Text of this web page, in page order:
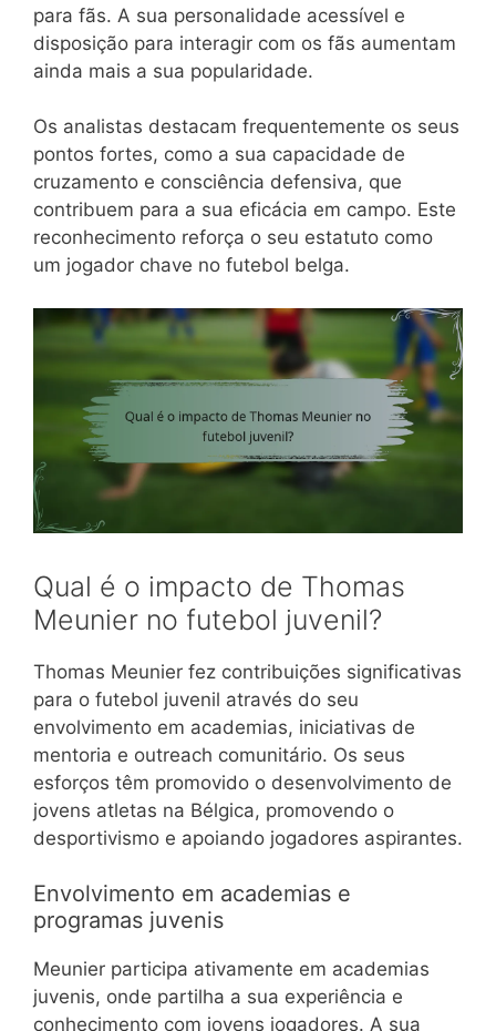
para fãs. A sua personalidade acessível e
disposição para interagir com os fãs aumentam
ainda mais a sua popularidade.
Os analistas destacam frequentemente os seus
pontos fortes, como a sua capacidade de
cruzamento e consciência defensiva, que
contribuem para a sua eficácia em campo. Este
reconhecimento reforça o seu estatuto como
um jogador chave no futebol belga.
Qual é o impacto de Thomas
Meunier no futebol juvenil?
Thomas Meunier fez contribuições significativas
para o futebol juvenil através do seu
envolvimento em academias, iniciativas de
mentoria e outreach comunitário. Os seus
esforços têm promovido o desenvolvimento de
jovens atletas na Bélgica, promovendo o
desportivismo e apoiando jogadores aspirantes.
Envolvimento em academias e
programas juvenis
Meunier participa ativamente em academias
juvenis, onde partilha a sua experiência e
conhecimento com jovens jogadores. A sua